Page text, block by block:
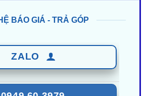
0949 60 3979